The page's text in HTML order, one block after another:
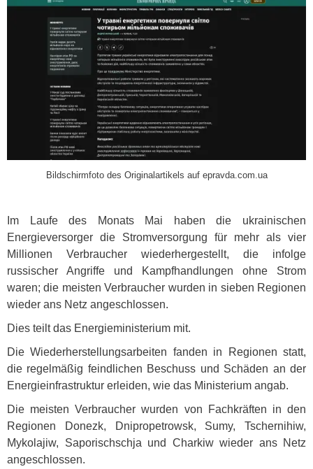
Bildschirmfoto des Originalartikels auf epravda.com.ua
Im Laufe des Monats Mai haben die ukrainischen
Energieversorger die Stromversorgung für mehr als vier
Millionen Verbraucher wiederhergestellt, die infolge
russischer Angriffe und Kampfhandlungen ohne Strom
waren; die meisten Verbraucher wurden in sieben Regionen
wieder ans Netz angeschlossen.
Dies teilt das Energieministerium mit.
Die Wiederherstellungsarbeiten fanden in Regionen statt,
die regelmäßig feindlichen Beschuss und Schäden an der
Energieinfrastruktur erleiden, wie das Ministerium angab.
Die meisten Verbraucher wurden von Fachkräften in den
Regionen Donezk, Dnipropetrowsk, Sumy, Tschernihiw,
Mykolajiw, Saporischschja und Charkiw wieder ans Netz
angeschlossen.